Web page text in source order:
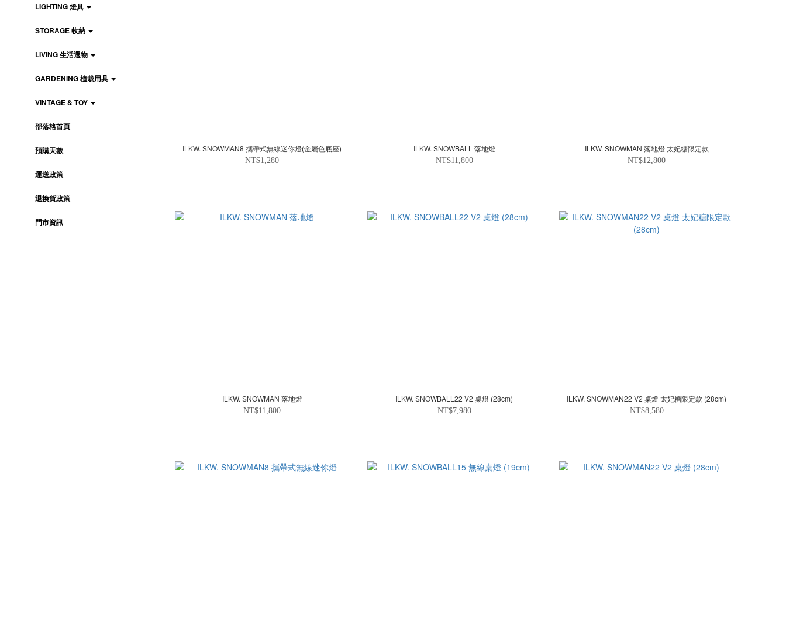
LIGHTING 燈具
STORAGE 收納
LIVING 生活選物
GARDENING 植栽用具
VINTAGE & TOY
部落格首頁
預購天數
運送政策
退換貨政策
門市資訊
ILKW. SNOWMAN8 攜帶式無線迷你燈(金屬色底座)
NT$1,280
ILKW. SNOWBALL 落地燈
NT$11,800
ILKW. SNOWMAN 落地燈 太妃糖限定款
NT$12,800
ILKW. SNOWMAN 落地燈
NT$11,800
ILKW. SNOWBALL22 V2 桌燈 (28cm)
NT$7,980
ILKW. SNOWMAN22 V2 桌燈 太妃糖限定款 (28cm)
NT$8,580